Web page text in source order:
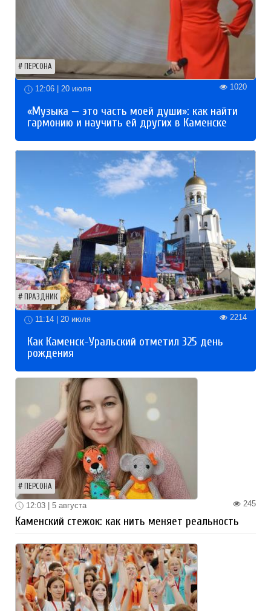
ПЕРСОНА
12:06 | 20 июля 1020
«Музыка — это часть моей души»: как найти
гармонию и научить ей других в Каменске
ПРАЗДНИК
11:14 | 20 июля 2214
Как Каменск-Уральский отметил 325 день
рождения
ПЕРСОНА
245
12:03 | 5 августа
Каменский стежок: как нить меняет реальность